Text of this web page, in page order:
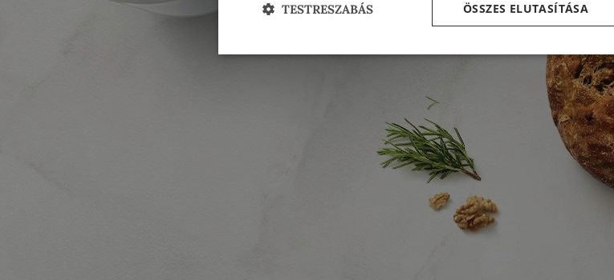
ÖSSZES ELUTASÍTÁSA
TESTRESZABÁS